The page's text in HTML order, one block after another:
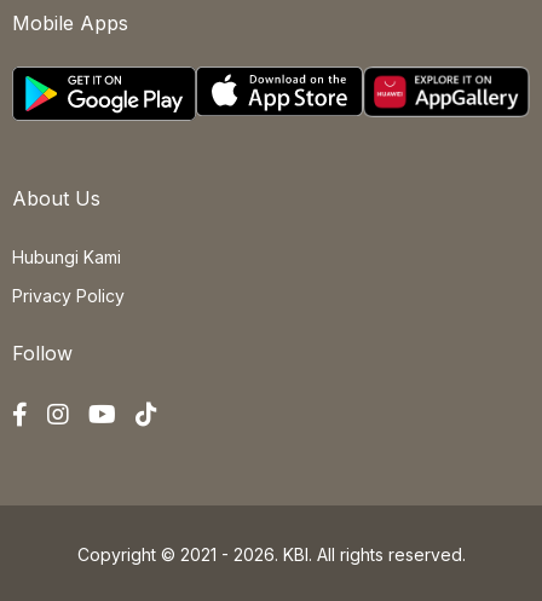
Mobile Apps
About Us
Hubungi Kami
Privacy Policy
Follow
Copyright © 2021 - 2026. KBI. All rights reserved.